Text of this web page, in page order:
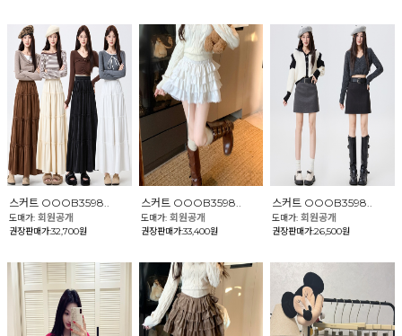
스커트 OOOB3598..
도매가: 회원공개
권장판매가:32,700원
스커트 OOOB3598..
도매가: 회원공개
권장판매가:33,400원
스커트 OOOB3598..
도매가:회원공개
권장판매가:26,500원